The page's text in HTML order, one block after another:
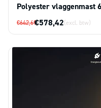
Polyester vlaggenmast
€642,69€578,42(excl. btw)